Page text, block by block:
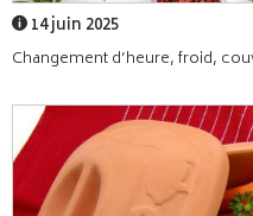
14 juin 2025
Changement d’heure, froid,